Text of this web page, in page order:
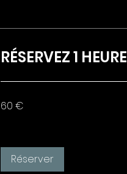
RÉSERVEZ 1 HEURE
euros
60 €
Réserver